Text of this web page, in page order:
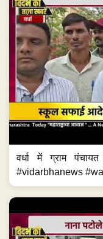
वर्धा में ग्राम पंचायत
#vidarbhanews